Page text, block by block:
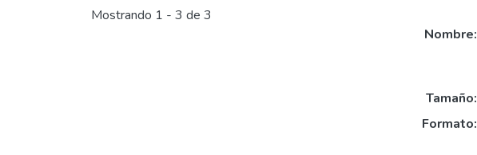
Mostrando 1 - 3 de 3
Nombre:
Tamaño:
Formato: